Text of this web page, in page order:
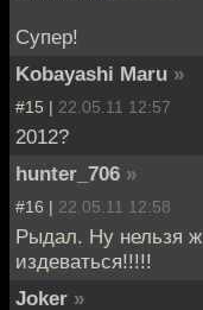
Супер!
Kobayashi Maru »
#15 | 22.05.11 12:57
2012?
hunter_706 »
#16 | 22.05.11 12:58
Рыдал. Ну нельзя ж
издеваться!!!!!
Joker »